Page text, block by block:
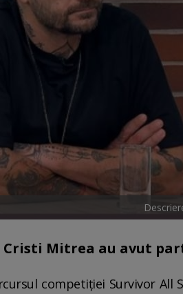
Cristi Mitrea au avut
competiției Survivor All